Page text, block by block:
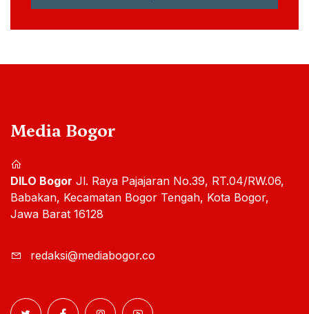
Media Bogor
DILO Bogor Jl. Raya Pajajaran No.39, RT.04/RW.06,
Babakan, Kecamatan Bogor Tengah, Kota Bogor,
Jawa Barat 16128
redaksi@mediabogor.co